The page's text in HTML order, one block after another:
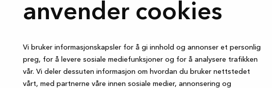
anvender cookies
Vi bruker informasjonskapsler for å gi innhold og annonser et personlig
preg, for å levere sosiale mediefunksjoner og for å analysere trafikken
vår. Vi deler dessuten informasjon om hvordan du bruker nettstedet
vårt, med partnerne våre innen sosiale medier, annonsering og